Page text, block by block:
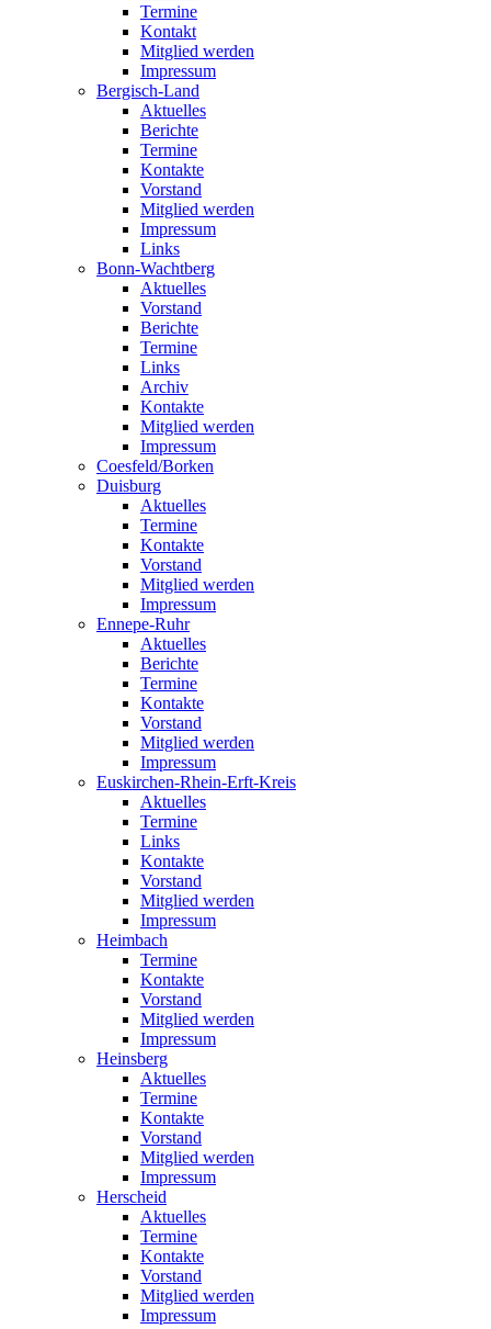
Termine
Kontakt
Mitglied werden
Impressum
Bergisch-Land
Aktuelles
Berichte
Termine
Kontakte
Vorstand
Mitglied werden
Impressum
Links
Bonn-Wachtberg
Aktuelles
Vorstand
Berichte
Termine
Links
Archiv
Kontakte
Mitglied werden
Impressum
Coesfeld/Borken
Duisburg
Aktuelles
Termine
Kontakte
Vorstand
Mitglied werden
Impressum
Ennepe-Ruhr
Aktuelles
Berichte
Termine
Kontakte
Vorstand
Mitglied werden
Impressum
Euskirchen-Rhein-Erft-Kreis
Aktuelles
Termine
Links
Kontakte
Vorstand
Mitglied werden
Impressum
Heimbach
Termine
Kontakte
Vorstand
Mitglied werden
Impressum
Heinsberg
Aktuelles
Termine
Kontakte
Vorstand
Mitglied werden
Impressum
Herscheid
Aktuelles
Termine
Kontakte
Vorstand
Mitglied werden
Impressum